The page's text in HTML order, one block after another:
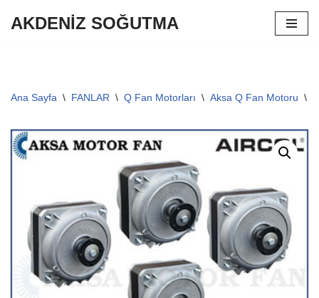
AKDENİZ SOĞUTMA
Ana Sayfa \ FANLAR \ Q Fan Motorları \ Aksa Q Fan Motoru \